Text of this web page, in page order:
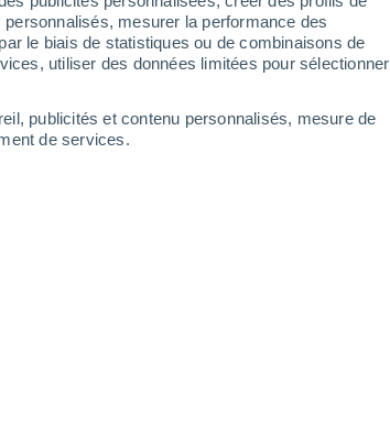
mesurer la performance des
le biais de statistiques ou de combinaisons de
utiliser des données limitées pour sélectionner
publicités et contenu personnalisés, mesure de
de services.